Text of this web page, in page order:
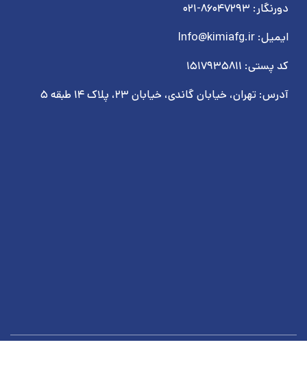
دورنگار: ۸۶۰۴۷۲۹۳-۰۲۱
ایمیل: Info@kimiafg.ir
کد پستی: ۱۵۱۷۹۳۵۸۱۱
آدرس: تهران، خیابان گاندی، خیابان ۲۳، پلاک ۱۴ طبقه ۵